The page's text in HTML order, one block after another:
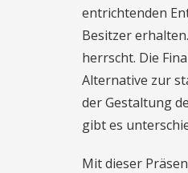
entrichtenden
Besitzer
herrscht. Die
Alternative zur
der Gestaltung
gibt es
Mit dieser